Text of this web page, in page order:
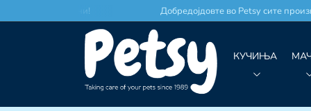
Добредојдовте во Petsy сите
КУЧИЊА